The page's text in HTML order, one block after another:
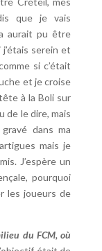
que je vais
aurait pu être
serein et
si c’était
et je croise
à la Boli sur
de le dire, mais
dans ma
mais je
J’espère un
pourquoi
les joueurs de
du FCM, où